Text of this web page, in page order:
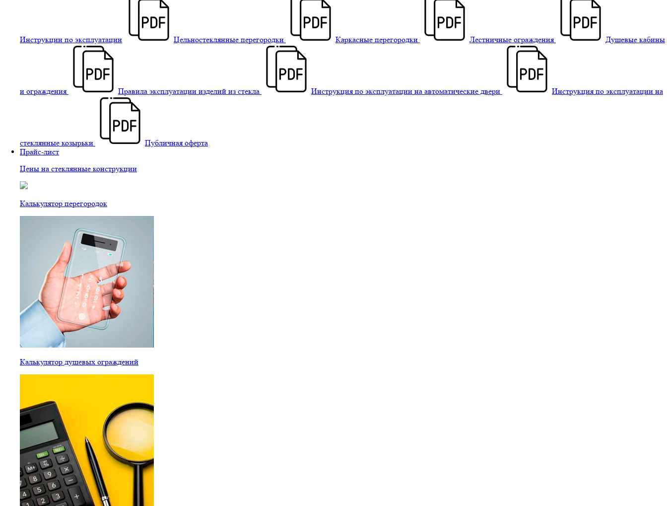
Инструкции по эксплуатации Цельностеклянные перегородки Каркасные перегородки Лестничные ограждения Душевые кабины
и ограждения Правила эксплуатации изделий из стекла Инструкция по эксплуатации на автоматические двери Инструкция по эксплуатации на
стеклянные козырьки
Публичная оферта
Прайс-лист
Цены на стеклянные конструкции
Калькулятор перегородок
Калькулятор душевых ограждений